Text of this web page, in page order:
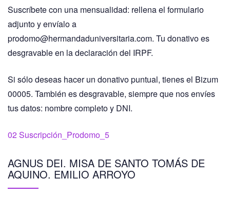
Suscríbete con una mensualidad: rellena el formulario
adjunto y envíalo a
prodomo@hermandaduniversitaria.com. Tu donativo es
desgravable en la declaración del IRPF.
Si sólo deseas hacer un donativo puntual, tienes el Bizum
00005. También es desgravable, siempre que nos envíes
tus datos: nombre completo y DNI.
02 Suscripción_Prodomo_5
AGNUS DEI. MISA DE SANTO TOMÁS DE
AQUINO. EMILIO ARROYO